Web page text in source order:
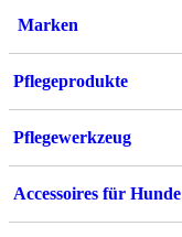
Marken
Pflegeprodukte
Pflegewerkzeug
Accessoires für Hunde